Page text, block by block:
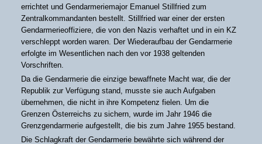
errichtet und Gendarmeriemajor Emanuel Stillfried zum
Zentralkommandanten bestellt. Stillfried war einer der ersten
Gendarmerieoffiziere, die von den Nazis verhaftet und in ein KZ
verschleppt worden waren. Der Wiederaufbau der Gendarmerie
erfolgte im Wesentlichen nach den vor 1938 geltenden
Vorschriften.
Da die Gendarmerie die einzige bewaffnete Macht war, die der
Republik zur Verfügung stand, musste sie auch Aufgaben
übernehmen, die nicht in ihre Kompetenz fielen. Um die
Grenzen Österreichs zu sichern, wurde im Jahr 1946 die
Grenzgendarmerie aufgestellt, die bis zum Jahre 1955 bestand.
Die Schlagkraft der Gendarmerie bewährte sich während der